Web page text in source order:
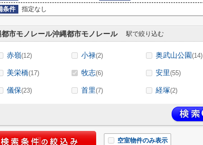
条件
指定なし
都市モノレール沖縄都市モノレール 駅で絞り込む
赤嶺(12) 小禄(2) 奥武山公園(14)
美栄橋(17) 牧志(6) 安里(55)
儀保(23) 首里(7) 経塚(2)
空室物件のみ表示